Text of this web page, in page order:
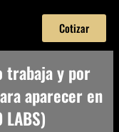
Cotizar
trabaja y por
aparecer en
LABS)